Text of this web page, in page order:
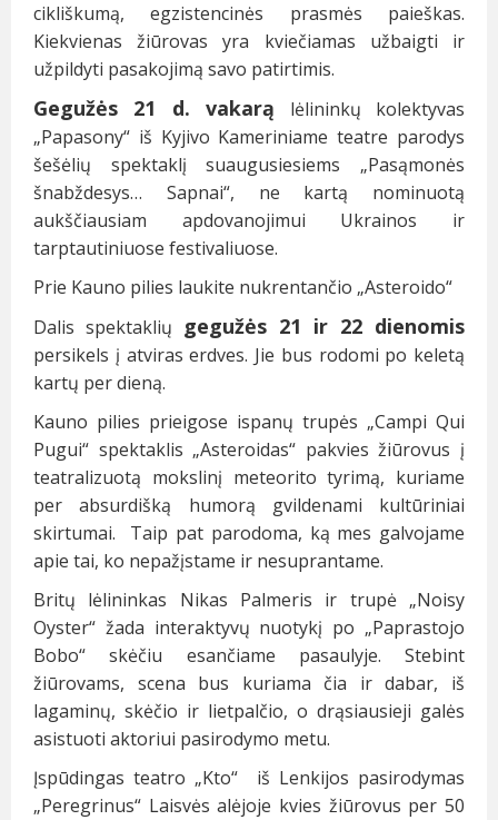
cikliškumą, egzistencinės prasmės paieškas.
Kiekvienas žiūrovas yra kviečiamas užbaigti ir
užpildyti pasakojimą savo patirtimis.
Gegužės 21 d. vakarą lėlininkų kolektyvas
„Papasony“ iš Kyjivo Kameriniame teatre parodys
šešėlių spektaklį suaugusiesiems „Pasąmonės
šnabždesys… Sapnai“, ne kartą nominuotą
aukščiausiam apdovanojimui Ukrainos ir
tarptautiniuose festivaliuose.
Prie Kauno pilies laukite nukrentančio „Asteroido“
Dalis spektaklių gegužės 21 ir 22 dienomis
persikels į atviras erdves. Jie bus rodomi po keletą
kartų per dieną.
Kauno pilies prieigose ispanų trupės „Campi Qui
Pugui“ spektaklis „Asteroidas“ pakvies žiūrovus į
teatralizuotą mokslinį meteorito tyrimą, kuriame
per absurdišką humorą gvildenami kultūriniai
skirtumai. Taip pat parodoma, ką mes galvojame
apie tai, ko nepažįstame ir nesuprantame.
Britų lėlininkas Nikas Palmeris ir trupė „Noisy
Oyster“ žada interaktyvų nuotykį po „Paprastojo
Bobo“ skėčiu esančiame pasaulyje. Stebint
žiūrovams, scena bus kuriama čia ir dabar, iš
lagaminų, skėčio ir lietpalčio, o drąsiausieji galės
asistuoti aktoriui pasirodymo metu.
Įspūdingas teatro „Kto“ iš Lenkijos pasirodymas
„Peregrinus“ Laisvės alėjoje kvies žiūrovus per 50